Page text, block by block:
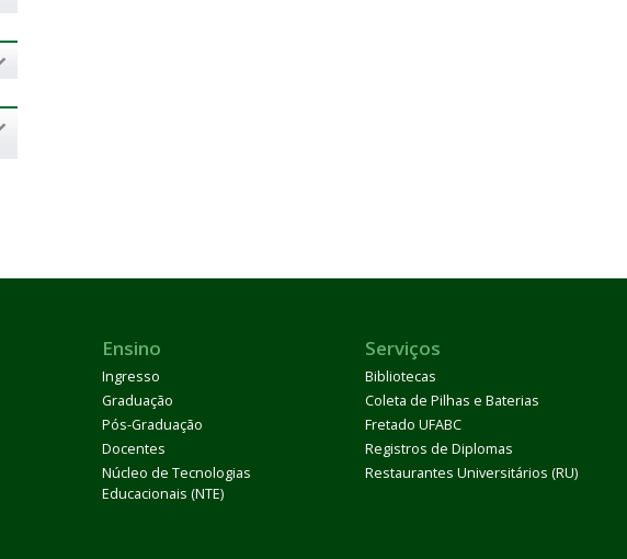
Ensino
Ingresso
Graduação
Pós-Graduação
Docentes
Núcleo de Tecnologias
Educacionais (NTE)
Serviços
Bibliotecas
Coleta de Pilhas e Baterias
Fretado UFABC
Registros de Diplomas
Restaurantes Universitários (RU)